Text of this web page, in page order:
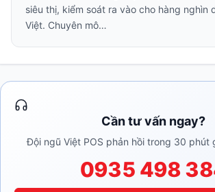
siêu thị, kiểm soát ra vào cho hàng nghìn
Việt. Chuyên mô…
Cần tư vấn ngay?
Đội ngũ Việt POS phản hồi trong 30 phút
0935 498